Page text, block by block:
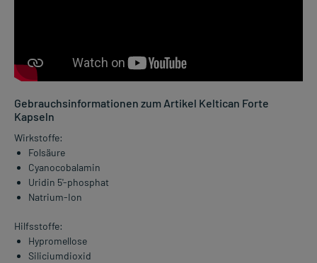
Gebrauchsinformationen zum Artikel Keltican Forte
Kapseln
Wirkstoffe:
Folsäure
Cyanocobalamin
Uridin 5'-phosphat
Natrium-Ion
Hilfsstoffe:
Hypromellose
Siliciumdioxid